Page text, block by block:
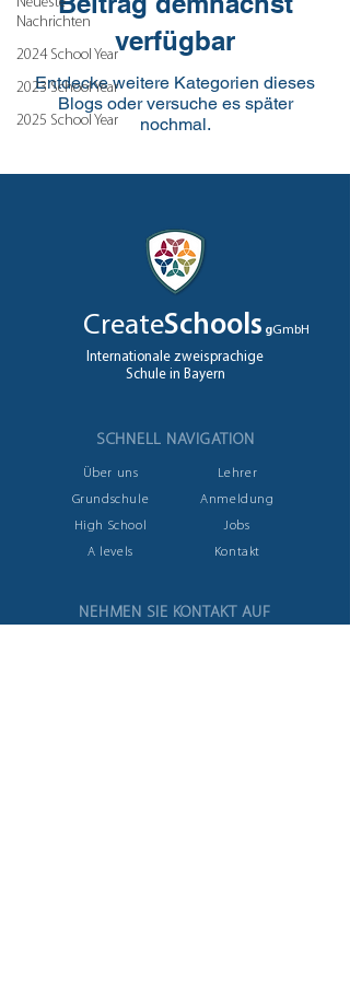
Nachrichten
2024 School Year
2023 School Year
2025 School Year
verfügbar
Entdecke weitere Kategorien dieses
Blogs oder versuche es später
nochmal.
CreateSchools gGmbH
Internationale zweisprachige
Schule in Bayern
SCHNELL NAVIGATION
Über uns
Grundschule
High School
A levels
Lehrer
Anmeldung
Jobs
Kontakt
NEHMEN SIE KONTAKT AUF